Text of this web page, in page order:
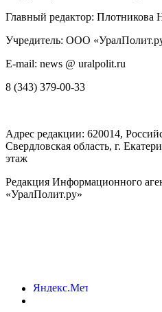
Главный редактор: Плотникова
Учредитель: ООО
E-mail: news @ uralpolit.ru
8 (343) 379-00-33
Адрес редакции: 620014,
Свердловская область, г.
этаж
Редакция Информационного
«УралПолит.ру»